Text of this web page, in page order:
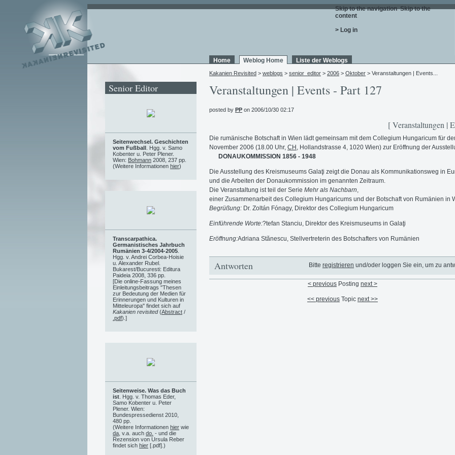
Skip to the navigation. Skip to the
content.
> Log in
Home Weblog Home Liste der Weblogs
Kakanien Revisited > weblogs > senior_editor > 2006 > Oktober > Veranstaltungen | Events...
Veranstaltungen | Events - Part 127
posted by PP on 2006/10/30 02:17
[ Veranstaltungen |
Die rumänische Botschaft in Wien lädt gemeinsam mit dem Collegium Hungaricum für
November 2006 (18.00 Uhr, CH , Hollandstrasse 4, 1020 Wien) zur Eröffnung der
DONAUKOMMISSION 1856 - 1948
Die Ausstellung des Kreismuseums Galaţi zeigt die Donau als Kommunikationsweg in
und die Arbeiten der Donaukommission im genannten Zeitraum.
Die Veranstaltung ist teil der Serie Mehr als Nachbarn
einer Zusammenarbeit des Collegium Hungaricums und der Botschaft von Rumänien in
Begrüßung: Dr. Zoltán Fónagy, Direktor des Collegium Hungaricum
Einführende Worte:?tefan Stanciu, Direktor des Kreismuseums in Galaţi
Eröffnung:Adriana Stănescu, Stellvertreterin des Botschafters von Rumänien
Bitte registrieren und/oder loggen Sie ein, um zu
Antworten
< previous Posting next >
<< previous Topic next >>
Senior Editor
Seitenwechsel. Geschichten
vom Fußball . Hgg. v. Samo
Kobenter u. Peter Plener.
Wien: Bohmann 2008, 237 pp.
(Weitere Informationen hier)
Transcarpathica.
Germanistisches Jahrbuch
Rumänien 3-4/2004-2005
Hgg. v. Andrei Corbea-Hoisie
u. Alexander Rubel.
Bukarest/Bucuresti: Editura
Paideia 2008, 336 pp.
[Die online-Fassung meines
Einleitungsbeitrags "Thesen
zur Bedeutung der Medien für
Erinnerungen und Kulturen in
Mitteleuropa" findet sich auf
Kakanien revisited(Abstract /
.pdf).]
Seitenweise. Was das Buch
ist . Hgg. v. Thomas Eder,
Samo Kobenter u. Peter
Plener. Wien:
Bundespressedienst 2010,
480 pp.
(Weitere Informationen hier wie
da , v.a. auch do. - und die
Rezension von Ursula Reber
findet sich hier [.pdf].)